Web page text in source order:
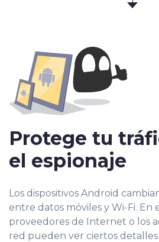
Protege tu
el espionaje
Los dispositivos Android
entre datos móviles y Wi-Fi. En
proveedores de Internet o los
red pueden ver ciertos